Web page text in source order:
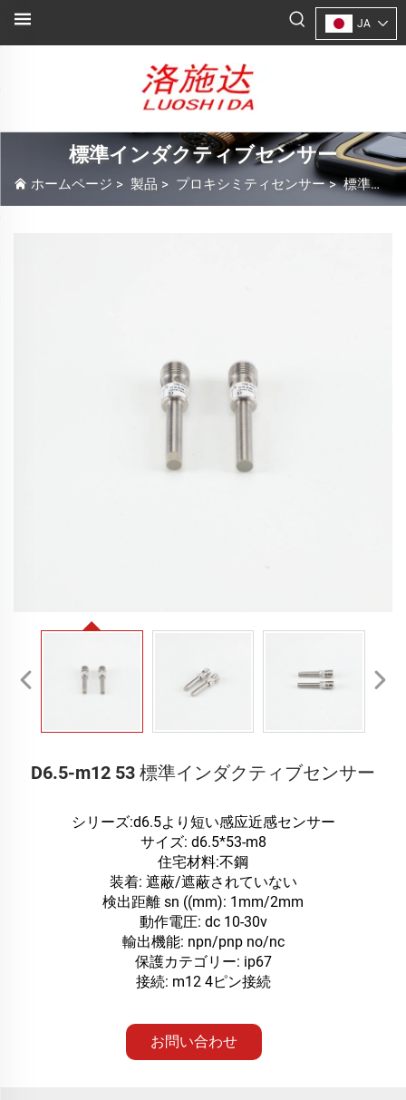
JA
標準インダクティブセンサー
ホームページ > 製品 > プロキシミティセンサー>標準インダクティブセンサー
D6.5-m12 53 標準インダクティブセンサー
シリーズ:d6.5より短い感应近感センサー
サイズ: d6.5*53-m8
住宅材料:不鋼
装着: 遮蔽/遮蔽されていない
検出距離 sn ((mm): 1mm/2mm
動作電圧: dc 10-30v
輸出機能: npn/pnp no/nc
保護カテゴリー: ip67
接続: m12 4ピン接続
お問い合わせ